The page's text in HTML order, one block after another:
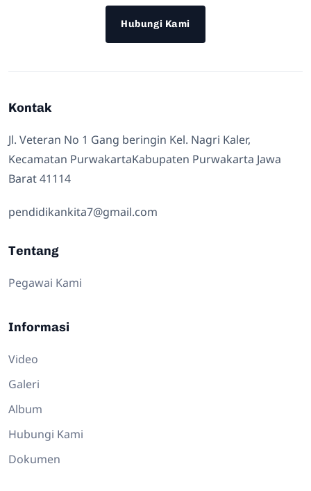
Hubungi Kami
Kontak
Jl. Veteran No 1 Gang beringin Kel. Nagri Kaler,
Kecamatan PurwakartaKabupaten Purwakarta Jawa
Barat 41114
pendidikankita7@gmail.com
Tentang
Pegawai Kami
Informasi
Video
Galeri
Album
Hubungi Kami
Dokumen